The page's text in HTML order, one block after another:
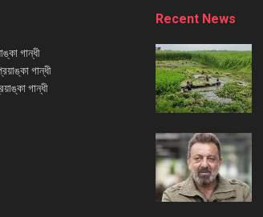
গান্ধী
গান্ধী
গান্ধী
Recent News